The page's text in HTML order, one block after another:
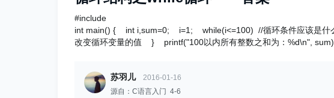
#include
int main() { int i,sum=0; i=1; while(i<=100) //循环条件应
改变循环变量的值 } printf("100以内所有整数之和为：%d\n",
苏羽儿
2016-01-16
源自：C语言入门 4-6